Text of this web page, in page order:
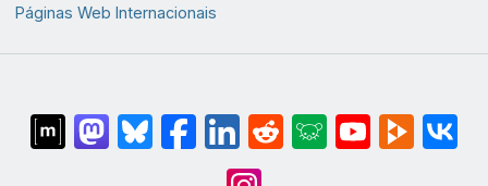
Páginas Web Internacionais